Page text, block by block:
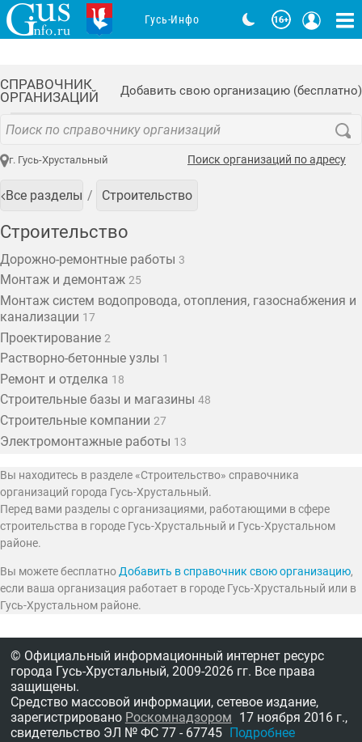
СПРАВОЧНИК
ОРГАНИЗАЦИЙ
Добавить свою организацию (бесплатно)
г. Гусь-Хрустальный Поиск организаций по адресу
Все разделы Строительство
Строительство
Дорожно-ремонтные работы 3
Монтаж и демонтаж 25
Монтаж систем водопровода, отопления, газоснабжения и
канализации 17
Проектирование 2
Растворно-бетонные узлы 1
Ремонт и отделка 18
Строительные базы и магазины 48
Строительные компании 27
Электромонтажные работы 13
Вы находитесь в разделе «Строительство» справочника
организаций города Гусь-Хрустальный.
Перед вами разделы с организациями, работающими в сфере
строительства в городе Гусь-Хрустальный и Гусь-Хрустальном
районе.
Вы можете бесплатноДобавить в справочник свою организацию,
если ваша организация работает в городе Гусь-Хрустальный или в
Гусь-Хрустальном районе.
Гусь-Инфо
© Официальный информационный интернет ресурс
города Гусь-Хрустальный, 2009-2026 гг. Все права
защищены.
Средство массовой информации, сетевое издание,
зарегистрировано Роскомнадзором 17 ноября 2016 г.,
свидетельство ЭЛ № ФС 77 - 67745 Подробнее